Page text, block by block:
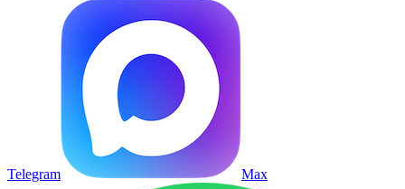
Telegram Max